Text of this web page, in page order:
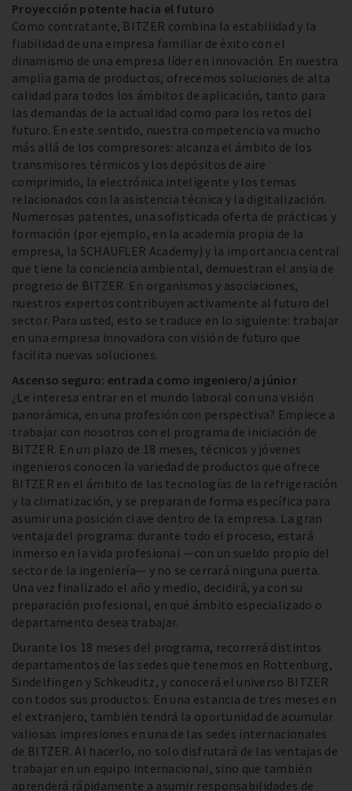
Proyección potente hacia el futuro
Como contratante, BITZER combina la estabilidad y la
fiabilidad de una empresa familiar de éxito con el
dinamismo de una empresa líder en innovación. En nuestra
amplia gama de productos, ofrecemos soluciones de alta
calidad para todos los ámbitos de aplicación, tanto para
las demandas de la actualidad como para los retos del
futuro. En este sentido, nuestra competencia va mucho
más allá de los compresores: alcanza el ámbito de los
transmisores térmicos y los depósitos de aire
comprimido, la electrónica inteligente y los temas
relacionados con la asistencia técnica y la digitalización.
Numerosas patentes, una sofisticada oferta de prácticas y
formación (por ejemplo, en la academia propia de la
empresa, la SCHAUFLER Academy) y la importancia central
que tiene la conciencia ambiental, demuestran el ansia de
progreso de BITZER. En organismos y asociaciones,
nuestros expertos contribuyen activamente al futuro del
sector. Para usted, esto se traduce en lo siguiente: trabajar
en una empresa innovadora con visión de futuro que
facilita nuevas soluciones.
Ascenso seguro: entrada como ingeniero/a júnior
¿Le interesa entrar en el mundo laboral con una visión
panorámica, en una profesión con perspectiva? Empiece a
trabajar con nosotros con el programa de iniciación de
BITZER. En un plazo de 18 meses, técnicos y jóvenes
ingenieros conocen la variedad de productos que ofrece
BITZER en el ámbito de las tecnologías de la refrigeración
y la climatización, y se preparan de forma específica para
asumir una posición clave dentro de la empresa. La gran
ventaja del programa: durante todo el proceso, estará
inmerso en la vida profesional —con un sueldo propio del
sector de la ingeniería— y no se cerrará ninguna puerta.
Una vez finalizado el año y medio, decidirá, ya con su
preparación profesional, en qué ámbito especializado o
departamento desea trabajar.
Durante los 18 meses del programa, recorrerá distintos
departamentos de las sedes que tenemos en Rottenburg,
Sindelfingen y Schkeuditz, y conocerá el universo BITZER
con todos sus productos. En una estancia de tres meses en
el extranjero, también tendrá la oportunidad de acumular
valiosas impresiones en una de las sedes internacionales
de BITZER. Al hacerlo, no solo disfrutará de las ventajas de
trabajar en un equipo internacional, sino que también
aprenderá rápidamente a asumir responsabilidades de